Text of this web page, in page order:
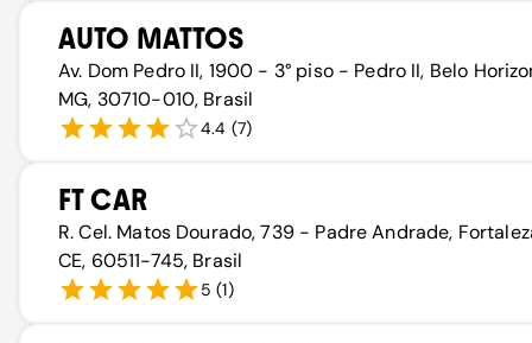
AUTO MATTOS
Av. Dom Pedro II, 1900 - 3° piso - Pedro II, Belo
MG, 30710-010, Brasil
4.4 (7)
FT CAR
R. Cel. Matos Dourado, 739 - Padre Andrade,
CE, 60511-745, Brasil
5 (1)